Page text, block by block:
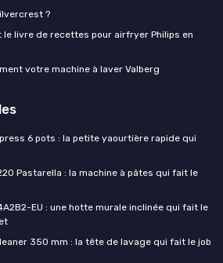
?
livre de recettes pour airfryer Philips en
votre machine à laver Valberg
6 pots : la petite yaourtière rapide qui
Pastarella : la machine à pâtes qui fait le
EU : une hotte murale inclinée qui fait le
350 mm : la tête de lavage qui fait le job